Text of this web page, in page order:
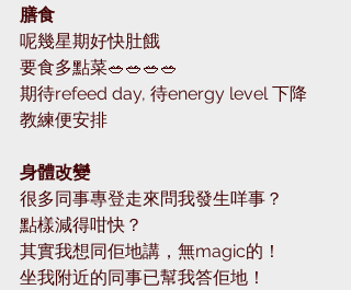
膳食
呢幾星期好快肚餓
要食多點菜🥗🥗🥗🥗
期待refeed day, 待energy level 下降
教練便安排
身體改變
很多同事專登走來問我發生咩事？
點樣減得咁快？
其實我想同佢地講，無magic的！
坐我附近的同事已幫我答佢地！